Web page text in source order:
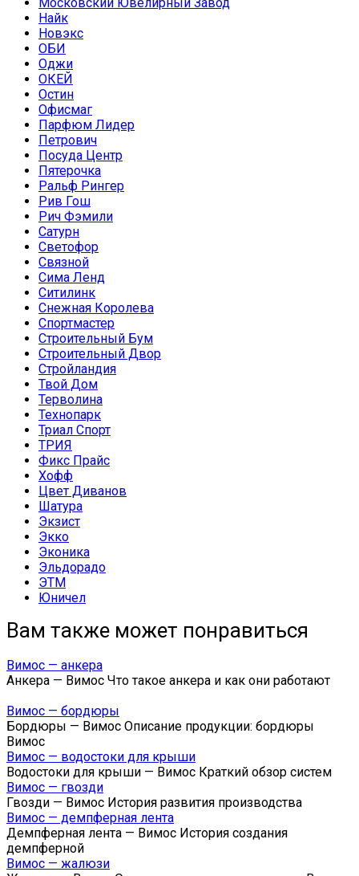
Найк
Новэкс
ОБИ
Оджи
ОКЕЙ
Остин
Офисмаг
Парфюм Лидер
Петрович
Посуда Центр
Пятерочка
Ральф Рингер
Рив Гош
Рич Фэмили
Сатурн
Светофор
Связной
Сима Ленд
Ситилинк
Снежная Королева
Спортмастер
Строительный Бум
Строительный Двор
Стройландия
Твой Дом
Терволина
Технопарк
Триал Спорт
ТРИЯ
Фикс Прайс
Хофф
Цвет Диванов
Шатура
Экзист
Экко
Эконика
Эльдорадо
ЭТМ
Юничел
Вам также может понравиться
Вимос — анкера
Анкера — Вимос Что такое анкера и как они работают
Вимос — бордюры
Бордюры — Вимос Описание продукции: бордюры
Вимос
Вимос — водостоки для крыши
Водостоки для крыши — Вимос Краткий обзор систем
Вимос — гвозди
Гвозди — Вимос История развития производства
Вимос — демпферная лента
Демпферная лента — Вимос История создания
демпферной
Вимос — жалюзи